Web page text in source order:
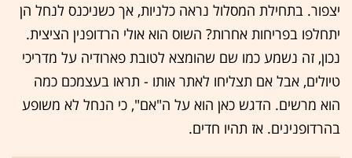
יצפור. בתחילת המסלול נראה כלניות, אך כשניכנס לנחל הן
יתחלפו בפריחות אחרות? השוס הוא אולי הרדופנין הציצית.
נכון, זה נשמע כמו שם שהומצא לטובת פארודיה על מדריכי
טיולים, אבל אם תצליחו לאתר אותו - תראו בעצמכם כמה
הוא מרשים. הדגש כאן הוא על ה"אם", כי הנחל לא משופע
בהרדופנינים. אז תהיו חדים.